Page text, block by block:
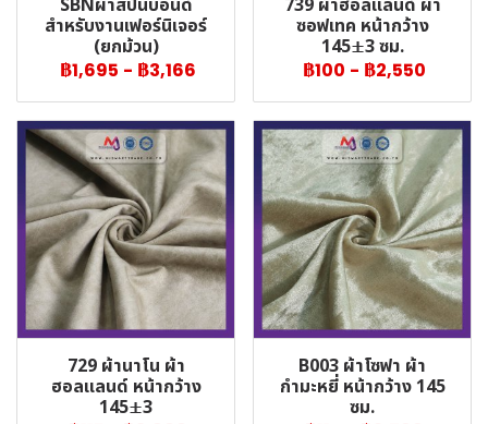
SBNผ้าสปันบอนด์
สำหรับงานเฟอร์นิเจอร์
(ยกม้วน)
฿1,695 - ฿3,166
739 ผ้าฮอลแลนด์ ผ้า
ซอฟเทค หน้ากว้าง
145±3 ซม.
฿100 - ฿2,550
729 ผ้านาโน ผ้า
ฮอลแลนด์ หน้ากว้าง
145±3
B003 ผ้าโซฟา ผ้า
กำมะหยี่ หน้ากว้าง 145
ซม.